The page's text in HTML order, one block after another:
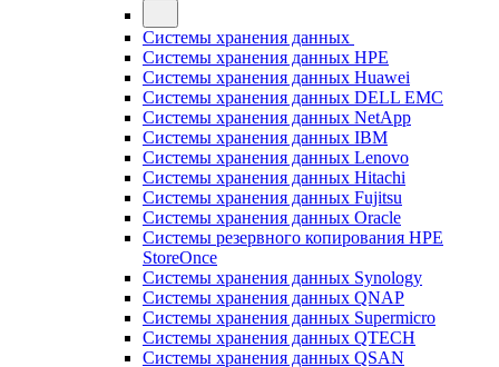
Системы хранения данных
Системы хранения данных HPE
Системы хранения данных Huawei
Системы хранения данных DELL EMC
Cистемы хранения данных NetApp
Системы хранения данных IBM
Системы хранения данных Lenovo
Системы хранения данных Hitachi
Системы хранения данных Fujitsu
Системы хранения данных Oracle
Системы резервного копирования HPE
StoreOnce
Системы хранения данных Synology
Системы хранения данных QNAP
Системы хранения данных Supermicro
Системы хранения данных QTECH
Системы хранения данных QSAN